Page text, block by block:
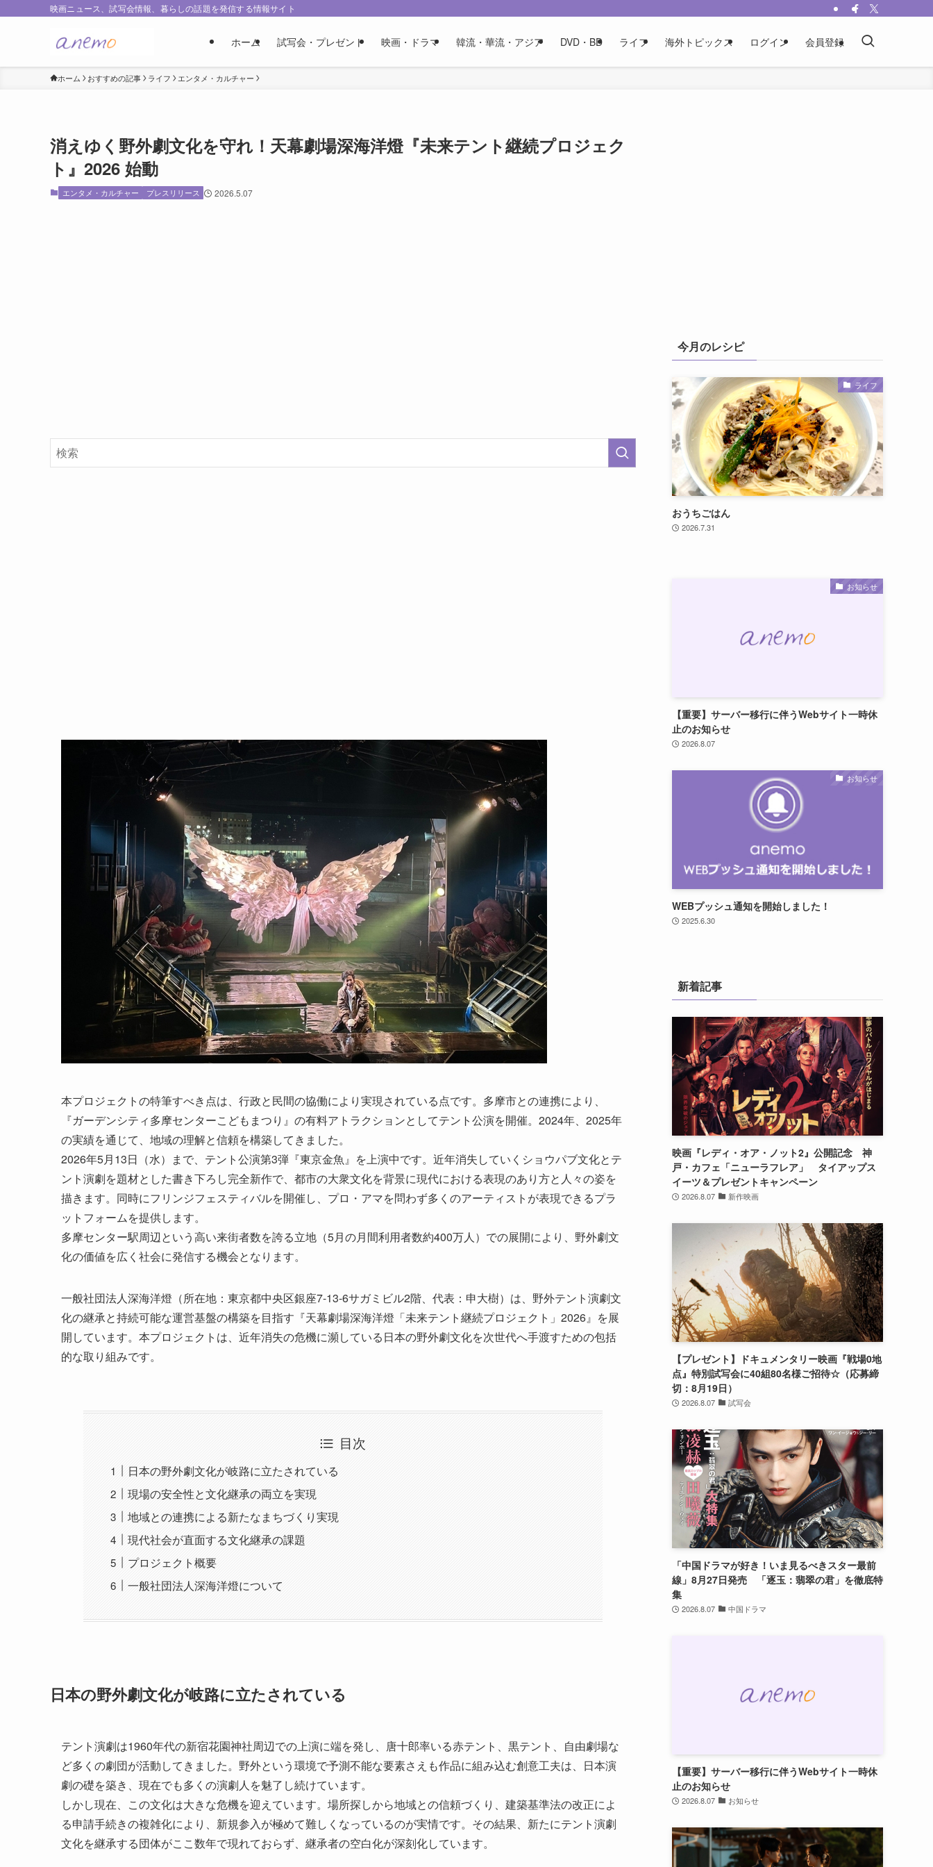
映画ニュース、試写会情報、暮らしの話題を発信する情報サイト
ホーム 試写会・プレゼント 映画・ドラマ 韓流・華流・アジア DVD・BD ライフ 海外トピックス ログイン 会員登録
ホーム おすすめの記事 ライフ エンタメ・カルチャー
消えゆく野外劇文化を守れ！天幕劇場深海洋燈『未来テント継続プロジェク
ト』2026 始動
エンタメ・カルチャー プレスリリース 2026.5.07
本プロジェクトの特筆すべき点は、行政と民間の協働により実現されている点です。多摩市との連携により、
『ガーデンシティ多摩センターこどもまつり』の有料アトラクションとしてテント公演を開催。2024年、2025年
の実績を通じて、地域の理解と信頼を構築してきました。
2026年5月13日（水）まで、テント公演第3弾『東京金魚』を上演中です。近年消失していくショウパブ文化とテ
ント演劇を題材とした書き下ろし完全新作で、都市の大衆文化を背景に現代における表現のあり方と人々の姿を
描きます。同時にフリンジフェスティバルを開催し、プロ・アマを問わず多くのアーティストが表現できるプラ
ットフォームを提供します。
多摩センター駅周辺という高い来街者数を誇る立地（5月の月間利用者数約400万人）での展開により、野外劇文
化の価値を広く社会に発信する機会となります。
一般社団法人深海洋燈（所在地：東京都中央区銀座7-13-6サガミビル2階、代表：申大樹）は、野外テント演劇文
化の継承と持続可能な運営基盤の構築を目指す『天幕劇場深海洋燈「未来テント継続プロジェクト」2026』を展
開しています。本プロジェクトは、近年消失の危機に瀕している日本の野外劇文化を次世代へ手渡すための包括
的な取り組みです。
目次
日本の野外劇文化が岐路に立たされている
現場の安全性と文化継承の両立を実現
地域との連携による新たなまちづくり実現
現代社会が直面する文化継承の課題
プロジェクト概要
一般社団法人深海洋燈について
日本の野外劇文化が岐路に立たされている
テント演劇は1960年代の新宿花園神社周辺での上演に端を発し、唐十郎率いる赤テント、黒テント、自由劇場な
ど多くの劇団が活動してきました。野外という環境で予測不能な要素さえも作品に組み込む創意工夫は、日本演
劇の礎を築き、現在でも多くの演劇人を魅了し続けています。
しかし現在、この文化は大きな危機を迎えています。場所探しから地域との信頼づくり、建築基準法の改正によ
る申請手続きの複雑化により、新規参入が極めて難しくなっているのが実情です。その結果、新たにテント演劇
文化を継承する団体がここ数年で現れておらず、継承者の空白化が深刻化しています。
今月のレシピ
ライフ
おうちごはん
2026.7.31
お知らせ
【重要】サーバー移行に伴うWebサイト一時休
止のお知らせ
2026.8.07
お知らせ
WEBプッシュ通知を開始しました！
2025.6.30
新着記事
映画『レディ・オア・ノット2』公開記念 神
戸・カフェ「ニューラフレア」 タイアップス
イーツ＆プレゼントキャンペーン
2026.8.07 新作映画
【プレゼント】ドキュメンタリー映画『戦場0地
点』特別試写会に40組80名様ご招待☆（応募締
切：8月19日）
2026.8.07 試写会
「中国ドラマが好き！いま見るべきスター最前
線」8月27日発売 「逐玉：翡翠の君」を徹底特
集
2026.8.07 中国ドラマ
【重要】サーバー移行に伴うWebサイト一時休
止のお知らせ
2026.8.07 お知らせ